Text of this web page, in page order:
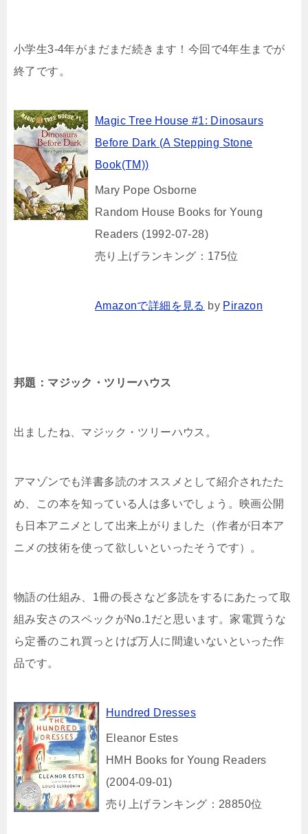
小学生3-4年がまだまだ続きます！今回で4年生までが
終了です。
Magic Tree House #1: Dinosaurs
Before Dark (A Stepping Stone
Book(TM))
Mary Pope Osborne
Random House Books for Young
Readers (1992-07-28)
売り上げランキング：175位
Amazonで詳細を見る by Pirazon
邦題：マジック・ツリーハウス
出ましたね、マジック・ツリーハウス。
アマゾンでも洋書多読のオススメとして紹介されたた
め、この本を知っている人は多いでしょう。映画公開
も日本アニメとして出来上がりました（作者が日本ア
ニメの技術を使って欲しいといったそうです）。
物語の仕組み、1冊の長さなど多読をするにあたって取
組み安さのスペックがNo.1だと思います。家電買うな
ら定番のこれ買っとけば万人に間違いないといった作
品です。
Hundred Dresses
Eleanor Estes
HMH Books for Young Readers
(2004-09-01)
売り上げランキング：28850位